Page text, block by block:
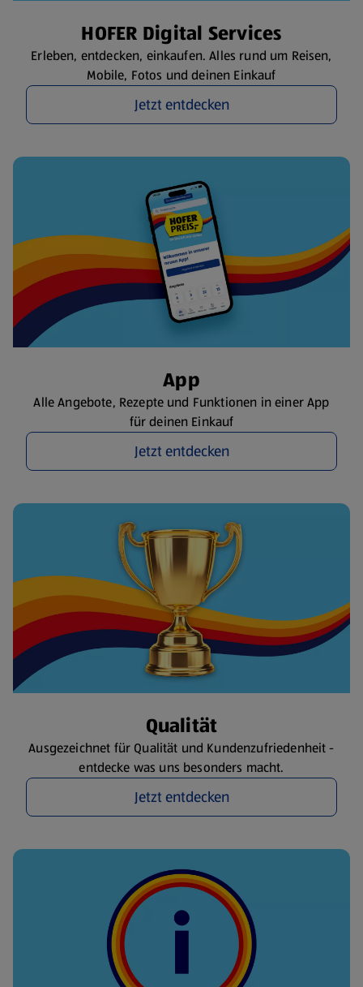
HOFER Digital Services
Erleben, entdecken, einkaufen. Alles rund um Reisen,
Mobile, Fotos und deinen Einkauf
Jetzt entdecken
App
Alle Angebote, Rezepte und Funktionen in einer App
für deinen Einkauf
Jetzt entdecken
Qualität
Ausgezeichnet für Qualität und Kundenzufriedenheit -
entdecke was uns besonders macht.
Jetzt entdecken